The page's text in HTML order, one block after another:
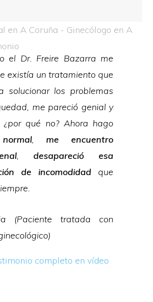
el Dr. Freire Bazarra me
existía un tratamiento que
solucionar los problemas
me pareció genial y
¿por qué no? Ahora hago
, me encuentro
, desapareció esa
de incomodidad que
(Paciente tratada con
completo en vídeo